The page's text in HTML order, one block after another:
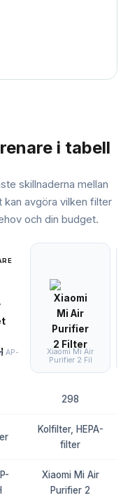
i tabell
skillnaderna mellan
avgöra vilken filter
och din budget.
AP-
Xiaomi Mi Air
Purifier 2 Fil
298
Kolfilter, HEPA-
filter
Xiaomi Mi Air
Purifier 2